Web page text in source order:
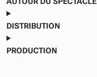
DISTRIBUTION
PRODUCTION